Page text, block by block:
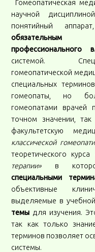
Гомеопатическая
научной
понятийный
обязательным
профессионального
системой.
гомеопатической
специальных
гомеопаты, но
гомеопатами
точном значении,
факультетскую
классической
теоретического курса
терапии» в
специальными
объективные
выделяемые в
темы для изучения.
так как только
терминов позволяет
системы.